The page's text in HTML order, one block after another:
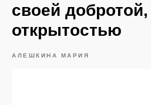
своей добротой,
открытостью
АЛЕШКИНА МАРИЯ